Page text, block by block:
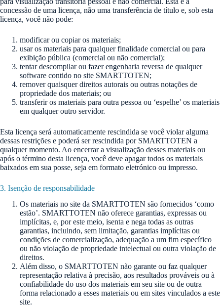
concessão de uma licença, não uma transferência de título e, sob esta
licença, você não pode:
modificar ou copiar os materiais;
usar os materiais para qualquer finalidade comercial ou para
exibição pública (comercial ou não comercial);
tentar descompilar ou fazer engenharia reversa de qualquer
software contido no site SMARTTOTEN;
remover quaisquer direitos autorais ou outras notações de
propriedade dos materiais; ou
transferir os materiais para outra pessoa ou ‘espelhe’ os materiais
em qualquer outro servidor.
Esta licença será automaticamente rescindida se você violar alguma
dessas restrições e poderá ser rescindida por SMARTTOTEN a
qualquer momento. Ao encerrar a visualização desses materiais ou
após o término desta licença, você deve apagar todos os materiais
baixados em sua posse, seja em formato eletrónico ou impresso.
3. Isenção de responsabilidade
Os materiais no site da SMARTTOTEN são fornecidos ‘como
estão’. SMARTTOTEN não oferece garantias, expressas ou
implícitas, e, por este meio, isenta e nega todas as outras
garantias, incluindo, sem limitação, garantias implícitas ou
condições de comercialização, adequação a um fim específico
ou não violação de propriedade intelectual ou outra violação de
direitos.
Além disso, o SMARTTOTEN não garante ou faz qualquer
representação relativa à precisão, aos resultados prováveis ​​ou à
confiabilidade do uso dos materiais em seu site ou de outra
forma relacionado a esses materiais ou em sites vinculados a este
site.